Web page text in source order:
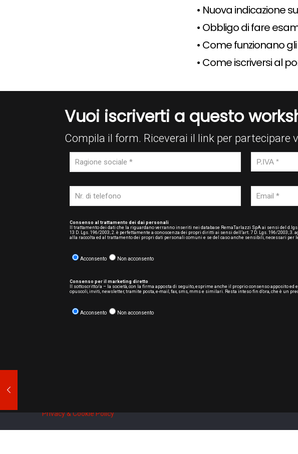
• Nuova indicazione
• Obbligo di fare
• Come funzionano
• Come iscriversi al
Vuoi iscriverti a questo
Compila il form. Riceverai il link per
Consenso al trattamento dei dai personali
Il trattamento dei dati che la riguardano verranno inseriti nei database RemaTarlazzi SpA ai sensi del
13 D. Lgs. 196/2003; 2. è perfettamente a conoscenza dei propri diritti ai sensi dell’art. 7 D. Lgs. 196/
alla raccolta ed al trattamento dei propri dati personali comuni e se del caso anche sensibili, necessari
Acconsento Non acconsento
Consenso per il marketing diretto
Il sottoscritto/a – la società, con la firma apposta di seguito, esprime anche il proprio consenso apposito
opuscoli, inviti, newsletter, tramite posta, e-mail, fax, sms, mms e similari. Resta inteso fin d’ora, che è
Acconsento Non acconsento
Privacy & Cookie Policy